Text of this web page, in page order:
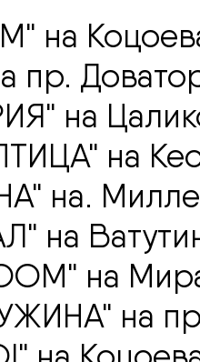
на
пр.
на
на
на.
на
на
на пр.